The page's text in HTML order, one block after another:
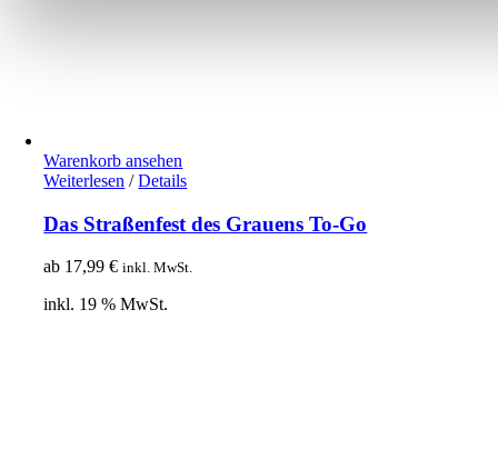
Warenkorb ansehen
Weiterlesen / Details
Das Straßenfest des Grauens To-Go
ab 17,99€ inkl. MwSt.
inkl. 19 % MwSt.